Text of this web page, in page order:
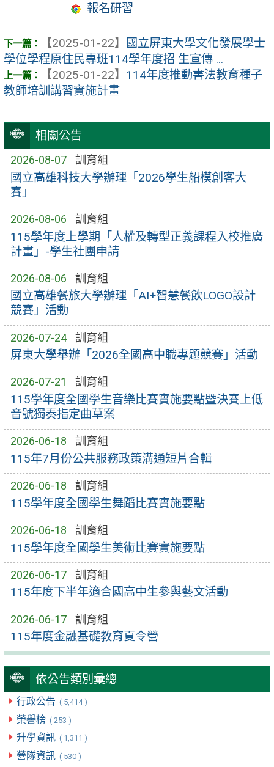
相關公告
2026-08-07 訓育組
國立高雄科技大學辦理「2026學生船模創客大
賽」
2026-08-06 訓育組
115學年度上學期「人權及轉型正義課程入校推廣
計畫」-學生社團申請
2026-08-06 訓育組
國立高雄餐旅大學辦理「AI+智慧餐飲LOGO設計
競賽」活動
2026-07-24 訓育組
屏東大學舉辦「2026全國高中職專題競賽」活動
2026-07-21 訓育組
115學年度全國學生音樂比賽實施要點暨決賽上低
音號獨奏指定曲草案
2026-06-18 訓育組
115年7月份公共服務政策溝通短片合輯
2026-06-18 訓育組
115學年度全國學生舞蹈比賽實施要點
2026-06-18 訓育組
115學年度全國學生美術比賽實施要點
2026-06-17 訓育組
115年度下半年適合國高中生參與藝文活動
2026-06-17 訓育組
115年度金融基礎教育夏令營
依公告類別彙總
行政公告 ( 5,414 )
榮譽榜 ( 253 )
升學資訊 ( 1,311 )
營隊資訊 ( 530 )
報名研習
【2025-01-22】
國立屏東大學文化發展學士
學位學程原住民專班114學年度招 生宣傳 ...
【2025-01-22】 114年度推動書法教育種子
教師培訓講習實施計畫